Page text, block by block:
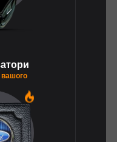
вашого